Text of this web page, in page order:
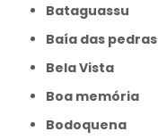
Bataguassu
Baía das pedras
Bela Vista
Boa memória
Bodoquena